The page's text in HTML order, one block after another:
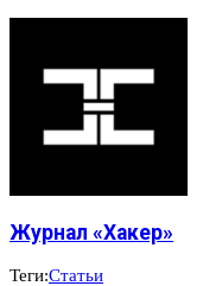
Журнал «Хакер»
Теги:Статьи